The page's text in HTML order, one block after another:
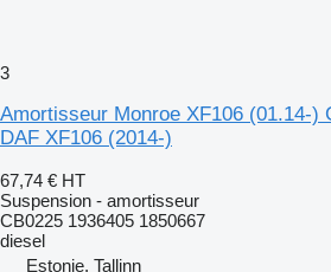
3
Amortisseur Monroe XF106 (01.14-)
DAF XF106 (2014-)
67,74 € HT
Suspension - amortisseur
CB0225 1936405 1850667
diesel
Estonie, Tallinn